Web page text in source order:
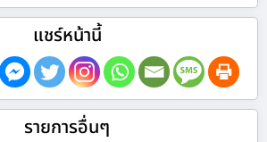
แชร์หน้านี้
รายการอื่นๆ